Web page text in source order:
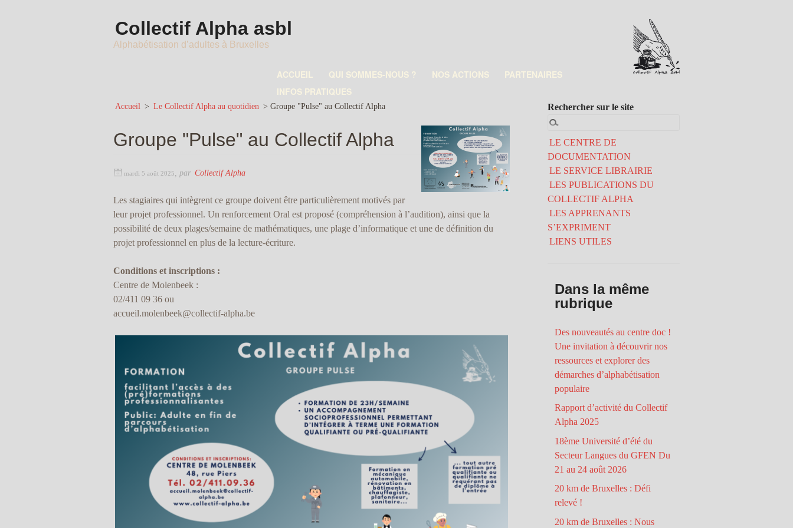
Collectif Alpha asbl
Alphabétisation d’adultes à Bruxelles
ACCUEIL QUI SOMMES-NOUS ? NOS ACTIONS
PARTENAIRES
INFOS PRATIQUES
Accueil > Le Collectif Alpha au quotidien > Groupe "Pulse" au Collectif Alpha
Groupe "Pulse" au Collectif Alpha
mardi 5 août 2025 par Collectif Alpha
Les stagiaires qui intègrent ce groupe doivent être particulièrement motivés par
leur projet professionnel. Un renforcement Oral est proposé (compréhension à l’audition), ainsi que la
possibilité de deux plages/semaine de mathématiques, une plage d’informatique et une de définition du
projet professionnel en plus de la lecture-écriture.
Conditions et inscriptions :
Centre de Molenbeek :
02/411 09 36 ou
accueil.molenbeek@collectif-alpha.be
LE CENTRE DE
DOCUMENTATION
LE SERVICE LIBRAIRIE
LES PUBLICATIONS DU
COLLECTIF ALPHA
LES APPRENANTS
S’EXPRIMENT
LIENS UTILES
Rechercher sur le site
Dans la même
rubrique
Des nouveautés au centre doc !
Une invitation à découvrir nos
ressources et explorer des
démarches d’alphabétisation
populaire
Rapport d’activité du Collectif
Alpha 2025
18ème Université d’été du
Secteur Langues du GFEN Du
21 au 24 août 2026
20 km de Bruxelles : Défi
relevé !
20 km de Bruxelles : Nous